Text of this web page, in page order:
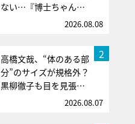
ない…『博士ちゃん…
2026.08.08
2
高橋文哉、“体のある部
分”のサイズが規格外？
黒柳徹子も目を見張…
2026.08.07